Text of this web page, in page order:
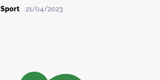
Sport 21/04/2023